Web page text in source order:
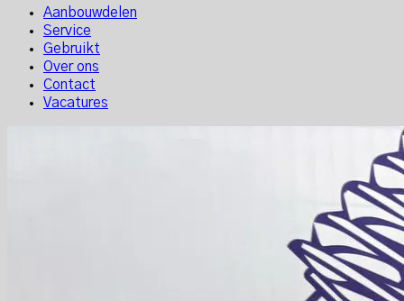
Aanbouwdelen
Service
Gebruikt
Over ons
Contact
Vacatures